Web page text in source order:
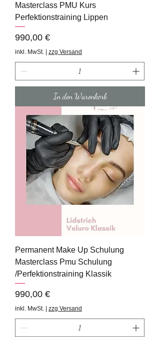
Masterclass PMU Kurs
Perfektionstraining Lippen
Preis
990,00 €
inkl. MwSt. | zzg Versand
In den Warenkorb
Permanent Make Up Schulung
Masterclass Pmu Schulung
/Perfektionstraining Klassik
Preis
990,00 €
inkl. MwSt. | zzg Versand